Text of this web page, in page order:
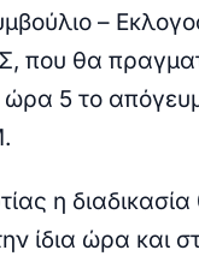
–
θα
5 το
η
ίδια ώρα και